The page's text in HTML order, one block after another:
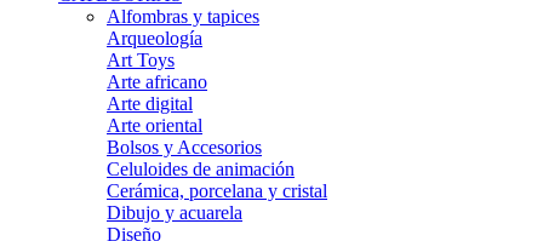
Alfombras y tapices
Arqueología
Art Toys
Arte africano
Arte digital
Arte oriental
Bolsos y Accesorios
Celuloides de animación
Cerámica, porcelana y cristal
Dibujo y acuarela
Diseño